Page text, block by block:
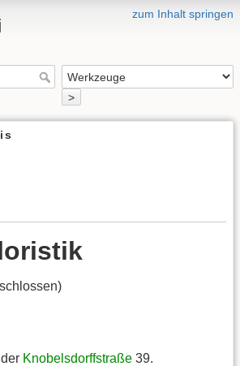
zum Inhalt springen
>
Knobelsdorffstraße 39.